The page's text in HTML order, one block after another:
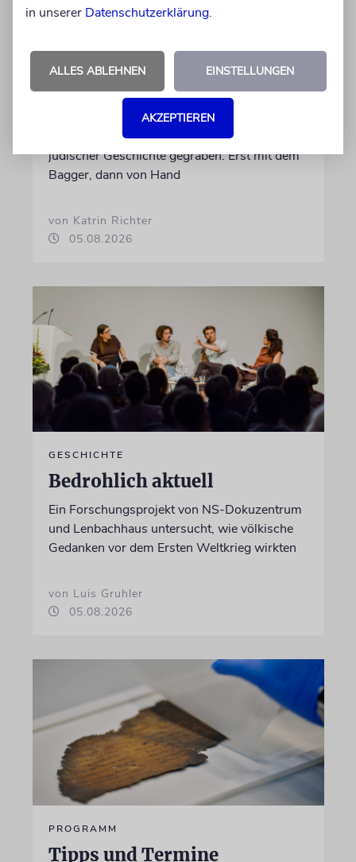
Schicht um Schicht
Dort, wo eben noch Parkplätze waren, wird
seit wenigen Tagen nach einem Stück
jüdischer Geschichte gegraben. Erst mit dem
Bagger, dann von Hand
von Katrin Richter
05.08.2026
GESCHICHTE
Bedrohlich aktuell
Ein Forschungsprojekt von NS-Dokuzentrum
und Lenbachhaus untersucht, wie völkische
Gedanken vor dem Ersten Weltkrieg wirkten
von Luis Gruhler
05.08.2026
PROGRAMM
Tipps und Termine
in unserer Datenschutzerklärung.
ALLES ABLEHNEN EINSTELLUNGEN
AKZEPTIEREN